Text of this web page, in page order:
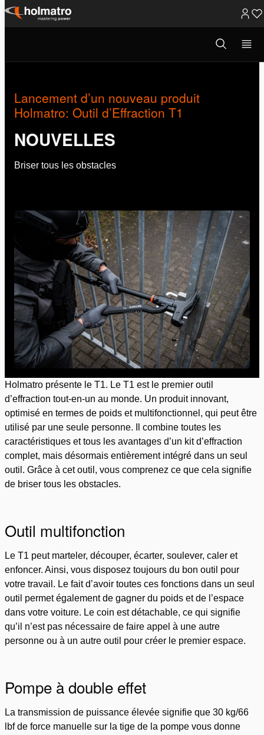
Passer
Ouvrir
la
de
Lancement d’un nouveau produit
Holmatro: Outil d’Effraction T1
NOUVELLES
Briser tous les obstacles
Holmatro présente le T1. Le T1 est le premier outil
d’effraction tout-en-un au monde. Un produit innovant,
optimisé en termes de poids et multifonctionnel, qui peut être
utilisé par une seule personne. Il combine toutes les
caractéristiques et tous les avantages d’un kit d’effraction
complet, mais désormais entièrement intégré dans un seul
outil. Grâce à cet outil, vous comprenez ce que cela signifie
de briser tous les obstacles.
Outil multifonction
Le T1 peut marteler, découper, écarter, soulever, caler et
enfoncer. Ainsi, vous disposez toujours du bon outil pour
votre travail. Le fait d’avoir toutes ces fonctions dans un seul
outil permet également de gagner du poids et de l’espace
dans votre voiture. Le coin est détachable, ce qui signifie
qu’il n’est pas nécessaire de faire appel à une autre
personne ou à un autre outil pour créer le premier espace.
Pompe à double effet
La transmission de puissance élevée signifie que 30 kg/66
lbf de force manuelle sur la tige de la pompe vous donne